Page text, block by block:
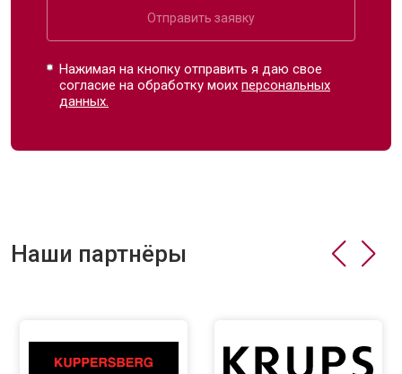
Отправить заявку
Нажимая на кнопку отправить я даю свое
согласие на обработку моихперсональных
данных.
Наши партнёры